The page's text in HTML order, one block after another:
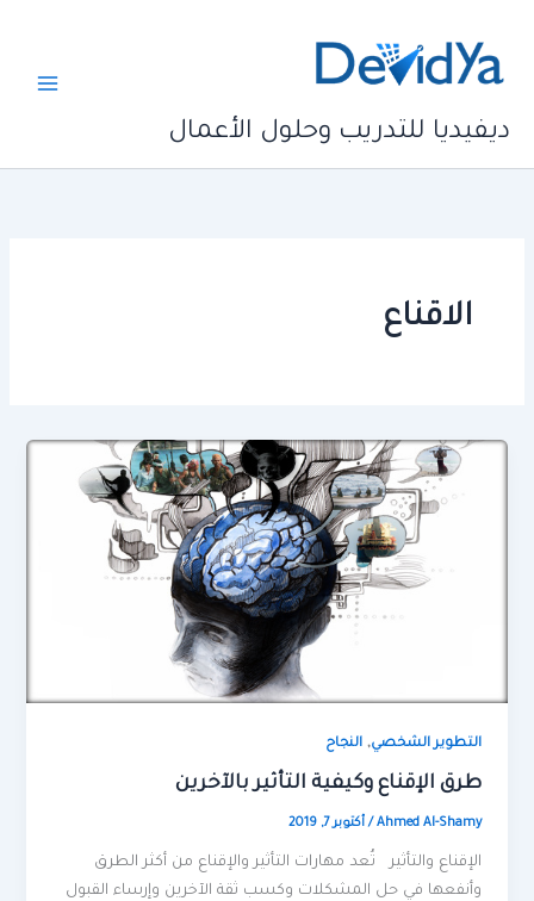
المحتوى
ديفيديا للتدريب وحلول الأعمال
الاقناع
التطوير الشخصي,النجاح
طرق الإقناع وكيفية التأثير بالآخرين
Ahmed Al-Shamy
/أكتوبر 7, 2019
الإقناع والتأثير تُعد مهارات التأثير والإقناع من أكثر الطرق
وأنفعها في حل المشكلات وكسب ثقة الآخرين وإرساء القبول